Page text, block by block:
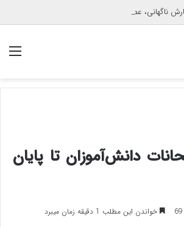
دانش‌آموزان تا پایان
69 خواندن این مطلب 1 دقیقه زمان میبرد